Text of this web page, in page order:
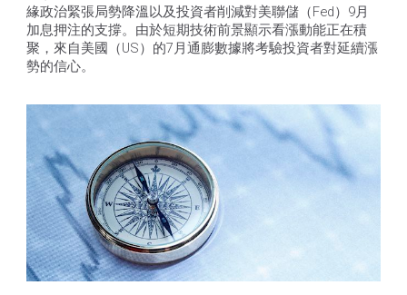
緣政治緊張局勢降溫以及投資者削減對美聯儲（Fed）9月
加息押注的支撐。由於短期技術前景顯示看漲動能正在積
聚，來自美國（US）的7月通膨數據將考驗投資者對延續漲
勢的信心。